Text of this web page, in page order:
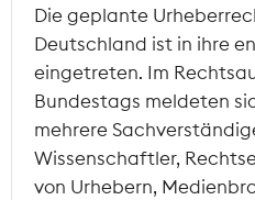
Die geplante
Deutschland ist in ihre
eingetreten. Im
Bundestags meldeten
mehrere
Wissenschaftler,
von Urhebern,